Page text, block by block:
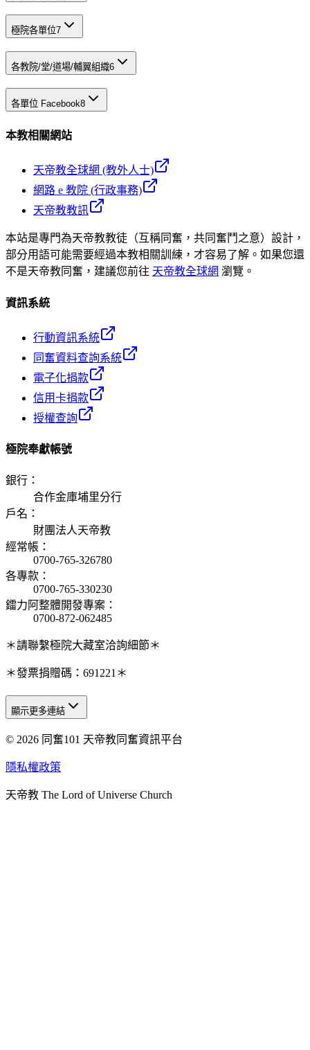
極院各單位7
各教院/堂/道場/輔翼組織6
各單位 Facebook8
本教相關網站
天帝教全球網 (教外人士)
網路 e 教院 (行政事務)
天帝教教訊
本站是專門為天帝教教徒（互稱同奮，共同奮鬥之意）設計，
部分用語可能需要經過本教相關訓練，才容易了解。如果您還
不是天帝教同奮，建議您前往 天帝教全球網 瀏覽。
資訊系統
行動資訊系統
同奮資料查詢系統
電子化捐款
信用卡捐款
授權查詢
極院奉獻帳號
銀行 ：
合作金庫埔里分行
戶名 ：
財團法人天帝教
經常帳 ：
0700-765-326780
各專款 ：
0700-765-330230
鐳力阿整體開發專案 ：
0700-872-062485
＊請聯繫極院大藏室洽詢細節＊
＊發票捐贈碼：691221＊
天人研究總院
天人研究學院
天人炁功院
顯示更多連結
© 2026 同奮101 天帝教同奮資訊平台
隱私權政策
天帝教 The Lord of Universe Church